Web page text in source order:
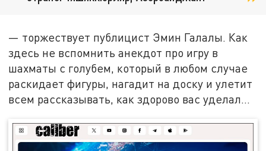
— торжествует публицист Эмин Галалы. Как
здесь не вспомнить анекдот про игру в
шахматы с голубем, который в любом случае
раскидает фигуры, нагадит на доску и улетит
всем рассказывать, как здорово вас уделал…